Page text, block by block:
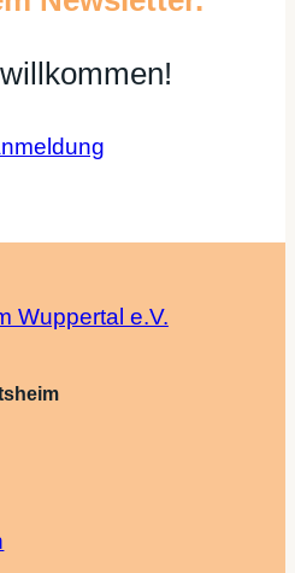
Wuppertal e.V.